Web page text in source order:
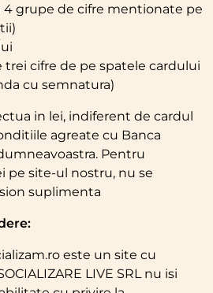
4 grupe de cifre mentionate pe
trei cifre de pe spatele cardului
cu semnatura)
in lei, indiferent de cardul
agreate cu Banca
Pentru
pe site-ul nostru, nu se
suplimenta
este un site cu
LIVE SRL nu isi